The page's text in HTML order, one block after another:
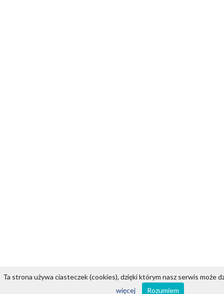
Ta strona używa ciasteczek (cookies), dzięki którym nasz serwis może
więcej
Rozumiem